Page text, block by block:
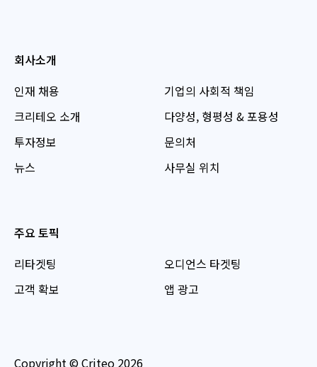
회사소개
인재 채용
크리테오 소개
투자정보
뉴스
기업의 사회적 책임
다양성, 형평성 & 포용성
문의처
사무실 위치
주요 토픽
리타겟팅
고객 확보
오디언스 타겟팅
앱 광고
Copyright © Criteo 2026